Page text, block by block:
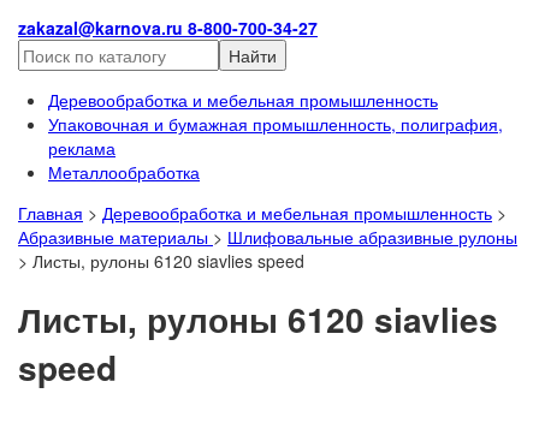
zakazal@karnova.ru 8-800-700-34-27
Найти
Деревообработка и мебельная промышленность
Упаковочная и бумажная промышленность, полиграфия,
реклама
Металлообработка
Главная > Деревообработка и мебельная промышленность >
Абразивные материалы > Шлифовальные абразивные рулоны
> Листы, рулоны 6120 siavlies speed
Листы, рулоны 6120 siavlies
speed